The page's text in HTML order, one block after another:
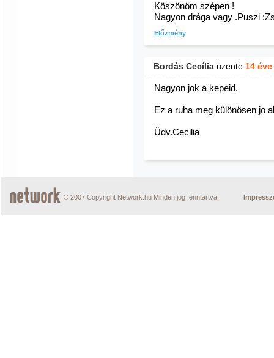
Köszönöm szépen !
Nagyon drága vagy .Puszi
Előzmény
Bordás Cecília üzente 14 éve
Nagyon jok a kepeid.
Ez a ruha meg különösen jo
Üdv.Cecilia
© 2007 Copyright Network.hu Minden jog fenntartva.